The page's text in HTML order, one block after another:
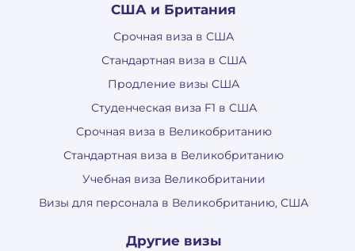
США и Британия
Срочная виза в США
Стандартная виза в США
Продление визы США
Студенческая виза F1 в США
Срочная виза в Великобританию
Стандартная виза в Великобританию
Учебная виза Великобритании
Визы для персонала в Великобританию, США
Другие визы